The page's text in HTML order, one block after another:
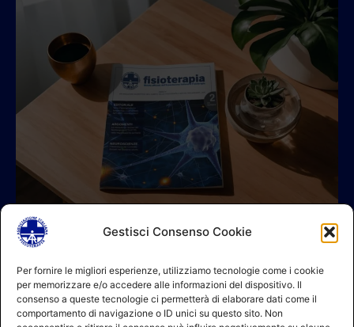
Gestisci Consenso Cookie
Per fornire le migliori esperienze, utilizziamo tecnologie come i cookie
per memorizzare e/o accedere alle informazioni del dispositivo. Il
consenso a queste tecnologie ci permetterà di elaborare dati come il
comportamento di navigazione o ID unici su questo sito. Non
Contatti
GDPR Informativa (sito)
GDPR Informativa (soci)